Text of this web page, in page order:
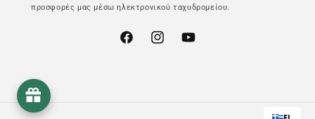
προσφορές μας μέσω ηλεκτρονικού ταχυδρομείου.
FacebookInstagramYouTube